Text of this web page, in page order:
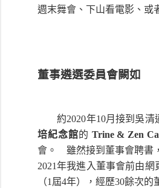
週末舞會、下山看電影、
董事遴選委員會闕如
約2020年10月接到吳清
培紀念館的 Trine & Zen
會。 雖然接到董事會聘書
2021年我進入董事會前由
（1屆4年），經歷30餘次